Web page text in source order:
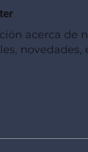
acerca de
novedades,